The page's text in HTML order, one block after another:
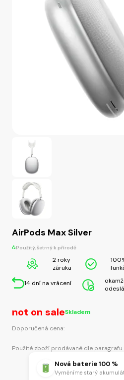
AirPods Max Silver
Použitý, šetrný k přírodě
2 roky
záruka
14 dní na vrácení
not on saleSkladem
Doporučená cena:
Použité zboží prodávané dle paragrafu
Nová baterie 100 %
Vyměníme starý